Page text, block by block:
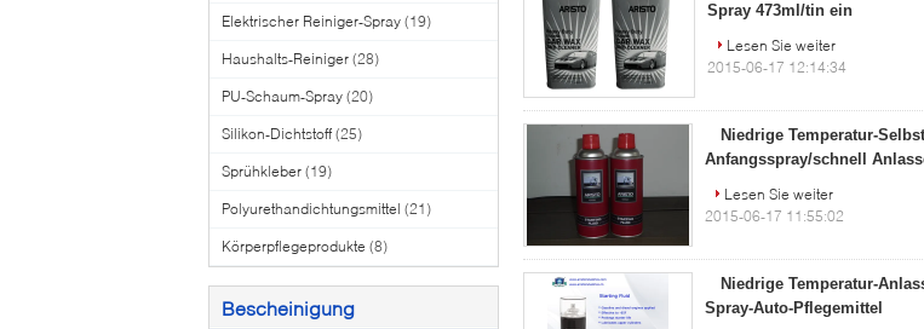
Elektrischer Reiniger-Spray (19)
Haushalts-Reiniger (28)
PU-Schaum-Spray (20)
Silikon-Dichtstoff (25)
Sprühkleber (19)
Polyurethandichtungsmittel (21)
Körperpflegeprodukte (8)
Bescheinigung
Spray 473ml/tin ein
Lesen Sie weiter
2015-06-17 12:14:34
Niedrige Temperatur-
Anfangsspray/schnell
Lesen Sie weiter
2015-06-17 11:55:02
Niedrige Temperatur-
Spray-Auto-Pflegemittel